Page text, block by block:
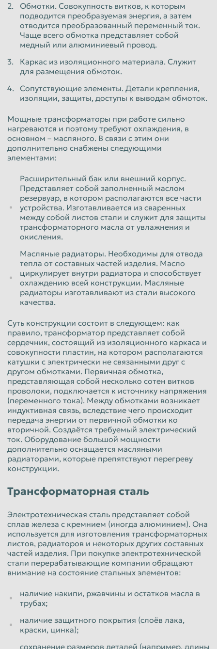
Таганрог Тамбов
Тверь Тольятти
Томск Тула
Тюмень Улан-Удэ
Хабаровск
Химки Чебоксары
Челябинск Череповец
Чита Шахты
Южно-Сахалинск Якутск
Ярославль
Обмотки. Совокупность витков, к которым
подводится преобразуемая энергия, а затем
отводится преобразованный переменный ток.
Чаще всего обмотка представляет собой
медный или алюминиевый провод.
Каркас из изоляционного материала. Служит
для размещения обмоток.
Сопутствующие элементы. Детали крепления,
изоляции, защиты, доступы к выводам обмоток.
Мощные трансформаторы при работе сильно
нагреваются и поэтому требуют охлаждения, в
основном – масляного. В связи с этим они
дополнительно снабжены следующими
элементами:
Расширительный бак или внешний корпус.
Представляет собой заполненный маслом
резервуар, в котором располагаются все части
устройства. Изготавливается из сваренных
между собой листов стали и служит для защиты
трансформаторного масла от увлажнения и
окисления.
Масляные радиаторы. Необходимы для отвода
тепла от составных частей изделия. Масло
циркулирует внутри радиатора и способствует
охлаждению всей конструкции. Масляные
радиаторы изготавливают из стали высокого
качества.
Суть конструкции состоит в следующем: как
правило, трансформатор представляет собой
сердечник, состоящий из изоляционного каркаса и
совокупности пластин, на котором располагаются
катушки с электрически не связанными друг с
другом обмотками. Первичная обмотка,
представляющая собой несколько сотен витков
проволоки, подключается к источнику напряжения
(переменного тока). Между обмотками возникает
индуктивная связь, вследствие чего происходит
передача энергии от первичной обмотки ко
вторичной. Создаётся требуемый электрический
ток. Оборудование большой мощности
дополнительно оснащается масляными
радиаторами, которые препятствуют перегреву
конструкции.
Трансформаторная сталь
Электротехническая сталь представляет собой
сплав железа с кремнием (иногда алюминием). Она
используется для изготовления трансформаторных
листов, радиаторов и некоторых других составных
частей изделия. При покупке электротехнической
стали перерабатывающие компании обращают
внимание на состояние стальных элементов:
наличие накипи, ржавчины и остатков масла в
трубах;
наличие защитного покрытия (слоёв лака,
краски, цинка);
сохранение размеров деталей (например, длины